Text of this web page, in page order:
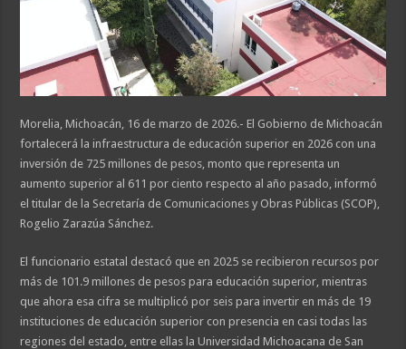
Morelia, Michoacán, 16 de marzo de 2026.- El Gobierno de Michoacán
fortalecerá la infraestructura de educación superior en 2026 con una
inversión de 725 millones de pesos, monto que representa un
aumento superior al 611 por ciento respecto al año pasado, informó
el titular de la Secretaría de Comunicaciones y Obras Públicas (SCOP),
Rogelio Zarazúa Sánchez.
El funcionario estatal destacó que en 2025 se recibieron recursos por
más de 101.9 millones de pesos para educación superior, mientras
que ahora esa cifra se multiplicó por seis para invertir en más de 19
instituciones de educación superior con presencia en casi todas las
regiones del estado, entre ellas la Universidad Michoacana de San